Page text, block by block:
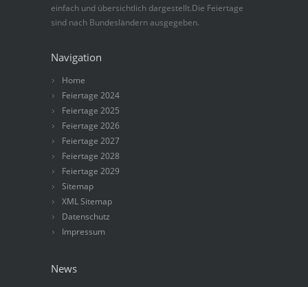
einfach und übersichtlich dargestellt.Die Feiertage
sind nach Bundesländern ausgegeben.
Navigation
Home
Feiertage 2024
Feiertage 2025
Feiertage 2026
Feiertage 2027
Feiertage 2028
Feiertage 2029
Sitemap
XML Sitemap
Datenschutz
Impressum
News